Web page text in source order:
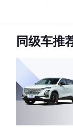
·内饰表现一般，
·空间表现较为优
同级车推